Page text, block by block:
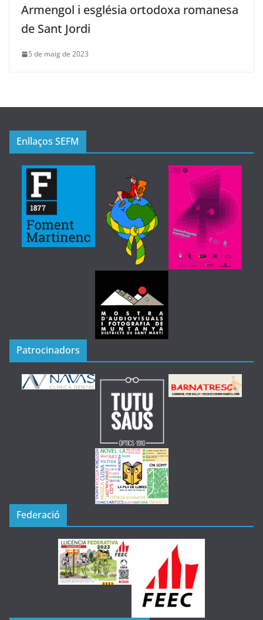
Armengol i església ortodoxa romanesa
de Sant Jordi
5 de maig de 2023
Enllaços SEFM
Patrocinadors
Federació